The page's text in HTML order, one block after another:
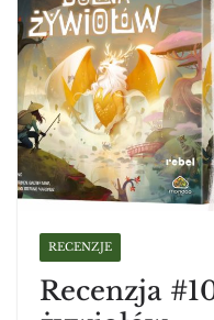
RECENZJE
Recenzja